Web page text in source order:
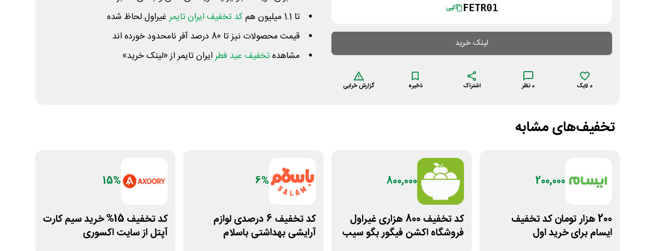
FETR01 کپی
لینک خرید
0 لایک 0 نظر اشتراک ذخیره گزارش خرابی
تا 1.1 میلیون هم
کد تخفیف ایران تایمرغیراول لحاظ شده
قیمت محصولات نیز تا 80 درصد آفر نامحدود خورده اند
مشاهده تخفیف عید فطرایران تایمر از «لینک خرید»
تخفیف‌های مشابه
200,000
200 هزار تومان کد تخفیف
ایسام برای خرید اول
800,000
کد تخفیف 800 هزاری غیراول
فروشگاه اکشن فیگور بگو سیب
6%
کد تخفیف 6 درصدی لوازم
آرایشی بهداشتی باسلام
15%
کد تخفیف 15% خرید سیم کارت
آپتل از سایت اکسوری